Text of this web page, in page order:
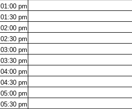
01:00 pm
01:30 pm
02:00 pm
02:30 pm
03:00 pm
03:30 pm
04:00 pm
04:30 pm
05:00 pm
05:30 pm